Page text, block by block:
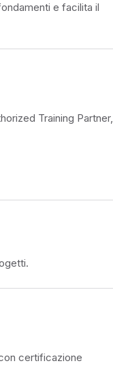
e facilita il
Training Partner,
certificazione